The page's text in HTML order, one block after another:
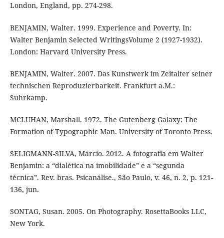
London, England, pp. 274-298.
BENJAMIN, Walter. 1999. Experience and Poverty. In:
Walter Benjamin Selected WritingsVolume 2 (1927-1932).
London: Harvard University Press.
BENJAMIN, Walter. 2007. Das Kunstwerk im Zeitalter seiner
technischen Reproduzierbarkeit. Frankfurt a.M.:
Suhrkamp.
MCLUHAN, Marshall. 1972. The Gutenberg Galaxy: The
Formation of Typographic Man. University of Toronto Press.
SELIGMANN-SILVA, Márcio. 2012. A fotografia em Walter
Benjamin: a “dialética na imobilidade” e a “segunda
técnica”. Rev. bras. Psicanálise., São Paulo, v. 46, n. 2, p. 121-
136, jun.
SONTAG, Susan. 2005. On Photography. RosettaBooks LLC,
New York.